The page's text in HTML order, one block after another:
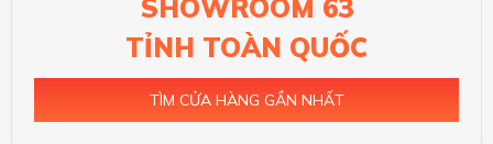
SHOWROOM 63
TỈNH TOÀN QUỐC
TÌM CỬA HÀNG GẦN NHẤT